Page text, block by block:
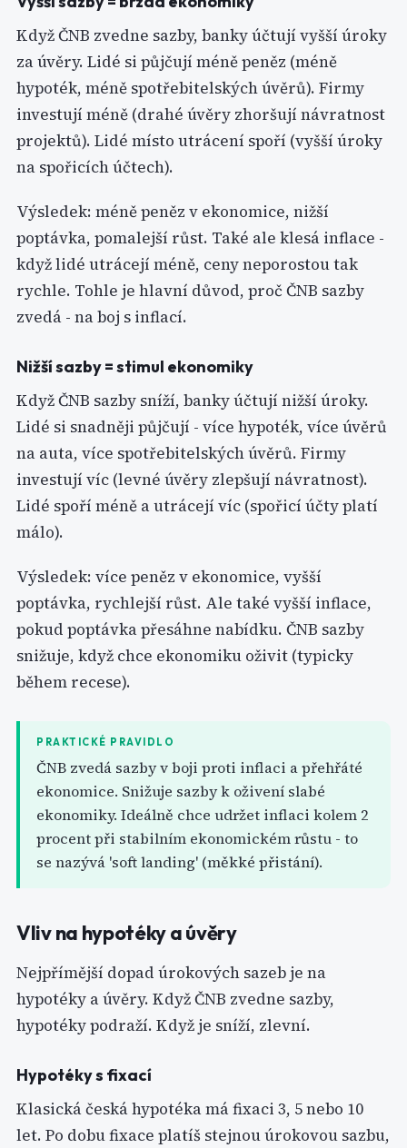
Když ČNB zvedne sazby, banky účtují vyšší úroky
za úvěry. Lidé si půjčují méně peněz (méně
hypoték, méně spotřebitelských úvěrů). Firmy
investují méně (drahé úvěry zhoršují návratnost
projektů). Lidé místo utrácení spoří (vyšší úroky
na spořicích účtech).
Výsledek: méně peněz v ekonomice, nižší
poptávka, pomalejší růst. Také ale klesá inflace -
když lidé utrácejí méně, ceny neporostou tak
rychle. Tohle je hlavní důvod, proč ČNB sazby
zvedá - na boj s inflací.
Nižší sazby = stimul ekonomiky
Když ČNB sazby sníží, banky účtují nižší úroky.
Lidé si snadněji půjčují - více hypoték, více úvěrů
na auta, více spotřebitelských úvěrů. Firmy
investují víc (levné úvěry zlepšují návratnost).
Lidé spoří méně a utrácejí víc (spořicí účty platí
málo).
Výsledek: více peněz v ekonomice, vyšší
poptávka, rychlejší růst. Ale také vyšší inflace,
pokud poptávka přesáhne nabídku. ČNB sazby
snižuje, když chce ekonomiku oživit (typicky
během recese).
PRAKTICKÉ PRAVIDLO
ČNB zvedá sazby v boji proti inflaci a přehřáté
ekonomice. Snižuje sazby k oživení slabé
ekonomiky. Ideálně chce udržet inflaci kolem 2
procent při stabilním ekonomickém růstu - to
se nazývá 'soft landing' (měkké přistání).
Vliv na hypotéky a úvěry
Nejpřímější dopad úrokových sazeb je na
hypotéky a úvěry. Když ČNB zvedne sazby,
hypotéky podraží. Když je sníží, zlevní.
Hypotéky s fixací
Klasická česká hypotéka má fixaci 3, 5 nebo 10
let. Po dobu fixace platíš stejnou úrokovou sazbu,